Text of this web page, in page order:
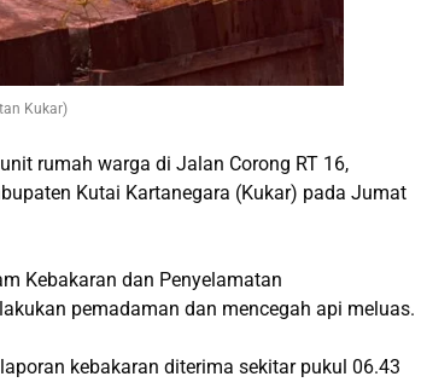
Kukar)
rumah warga di Jalan Corong RT 16,
Kutai Kartanegara (Kukar) pada Jumat
Kebakaran dan Penyelamatan
pemadaman dan mencegah api meluas.
kebakaran diterima sekitar pukul 06.43